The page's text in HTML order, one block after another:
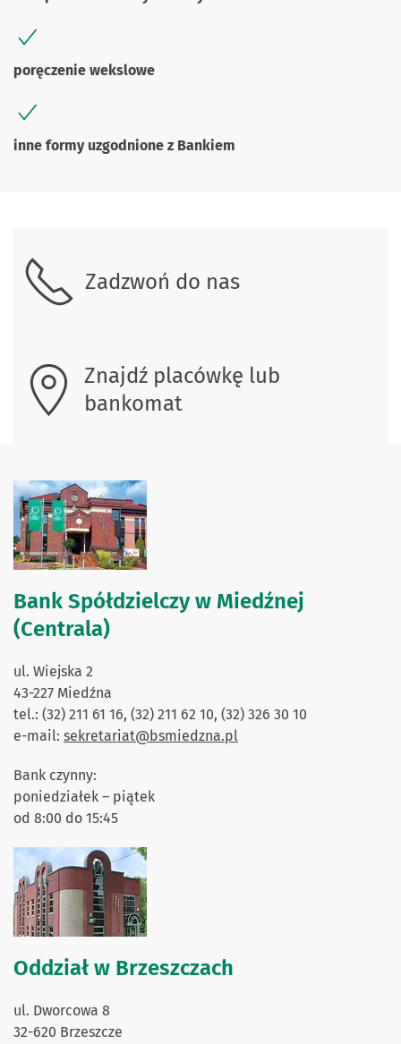
poręczenie wekslowe
inne formy uzgodnione z Bankiem
Zadzwoń do nas
Znajdź placówkę lub
bankomat
Bank Spółdzielczy w Miedźnej
(Centrala)
ul. Wiejska 2
43-227 Miedźna
tel.: (32) 211 61 16, (32) 211 62 10, (32) 326 30 10
e-mail: sekretariat@bsmiedzna.pl
Bank czynny:
poniedziałek – piątek
od 8:00 do 15:45
Oddział w Brzeszczach
ul. Dworcowa 8
32-620 Brzeszcze